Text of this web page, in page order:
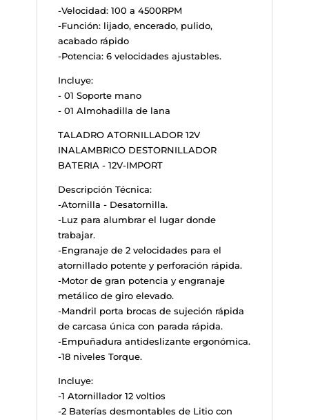
-Velocidad: 100 a 4500RPM
-Función: lijado, encerado, pulido,
acabado rápido
-Potencia: 6 velocidades ajustables.
Incluye:
- 01 Soporte mano
- 01 Almohadilla de lana
TALADRO ATORNILLADOR 12V
INALAMBRICO DESTORNILLADOR
BATERIA - 12V-IMPORT
Descripción Técnica:
-Atornilla - Desatornilla.
-Luz para alumbrar el lugar donde
trabajar.
-Engranaje de 2 velocidades para el
atornillado potente y perforación rápida.
-Motor de gran potencia y engranaje
metálico de giro elevado.
-Mandril porta brocas de sujeción rápida
de carcasa única con parada rápida.
-Empuñadura antideslizante ergonómica.
-18 niveles Torque.
Incluye:
-1 Atornillador 12 voltios
-2 Baterías desmontables de Litio con